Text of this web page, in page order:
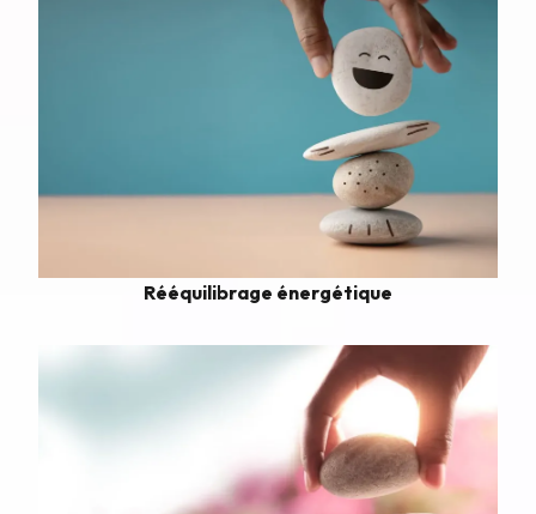
Rééquilibrage énergétique